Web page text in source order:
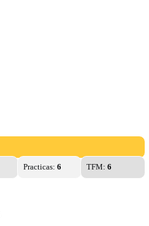
Practicas: 6 TFM:6